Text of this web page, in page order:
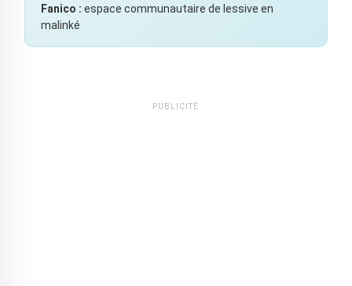
Fanico : espace communautaire de lessive en
malinké
PUBLICITÉ